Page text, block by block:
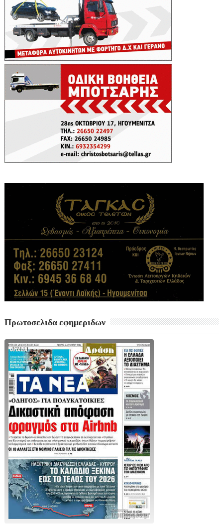
Πρωτοσελιδα εφημεριδων